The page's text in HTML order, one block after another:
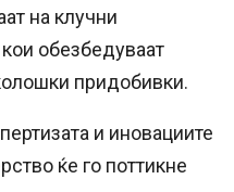
на клучни
обезбедуваат
придобивки.
и иновациите
ќе го поттикне